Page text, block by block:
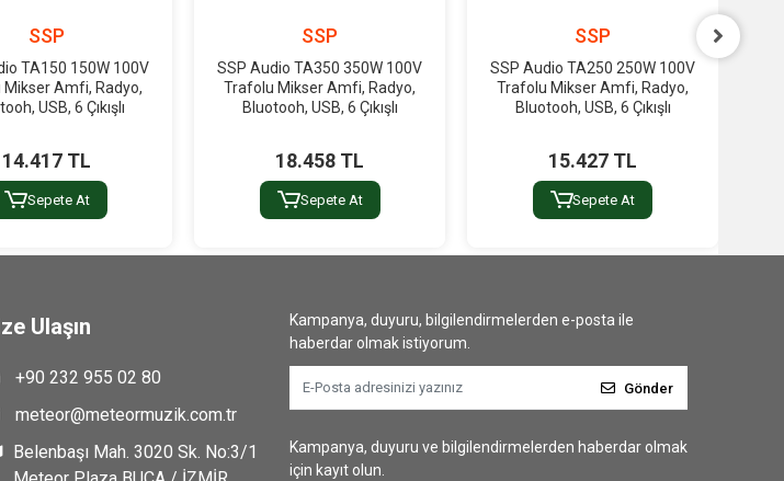
SSP
TA150 150W 100V
Amfi, Radyo,
USB, 6 Çıkışlı
14.417 TL
Sepete At
SSP
SSP Audio TA350 350W 100V
Trafolu Mikser Amfi, Radyo,
Bluotooh, USB, 6 Çıkışlı
18.458 TL
Sepete At
SSP
SSP Audio TA250 250W 100V
Trafolu Mikser Amfi, Radyo,
Bluotooh, USB, 6 Çıkışlı
15.427 TL
Sepete At
Ulaşın
+90 232 955 02 80
meteor@meteormuzik.com.tr
Belenbaşı Mah. 3020 Sk. No:3/1
Kampanya, duyuru, bilgilendirmelerden e-posta ile
haberdar olmak istiyorum.
Gönder
Kampanya, duyuru ve bilgilendirmelerden haberdar olmak
için kayıt olun.